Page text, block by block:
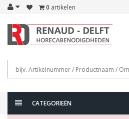
0 artikelen
CATEGORIEËN